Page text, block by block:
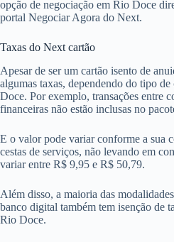
opção de negociação em Rio Doce
portal Negociar Agora do Next.
Taxas do Next cartão
Apesar de ser um cartão isento de
algumas taxas, dependendo do tipo
Doce. Por exemplo, transações entre
financeiras não estão inclusas no
E o valor pode variar conforme a sua
cestas de serviços, não levando em
variar entre R$ 9,95 e R$ 50,79.
Além disso, a maioria das
banco digital também tem isenção de
Rio Doce.